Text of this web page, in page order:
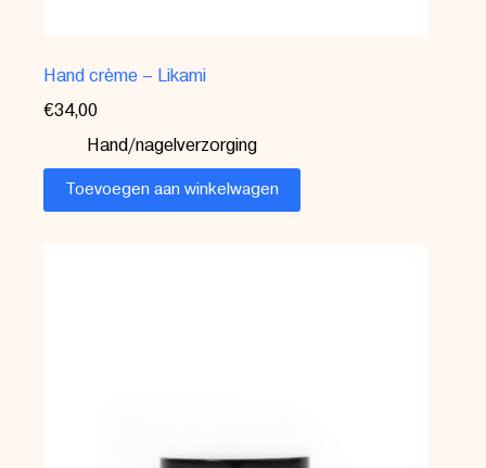
Hand crème – Likami
€34,00
Hand/nagelverzorging
Toevoegen aan winkelwagen